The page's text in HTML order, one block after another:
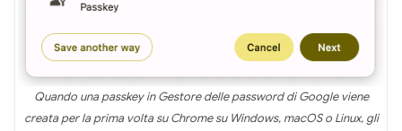
Quando una passkey in Gestore delle password di Google viene
creata per la prima volta su Chrome su Windows, macOS o Linux, gli